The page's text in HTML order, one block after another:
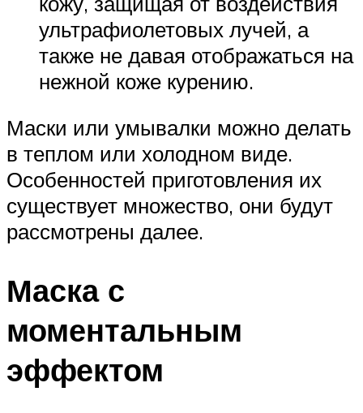
ультрафиолетовых лучей, а
также не давая отображаться на
нежной коже курению.
Маски или умывалки можно делать
в теплом или холодном виде.
Особенностей приготовления их
существует множество, они будут
рассмотрены далее.
Маска с
моментальным
эффектом